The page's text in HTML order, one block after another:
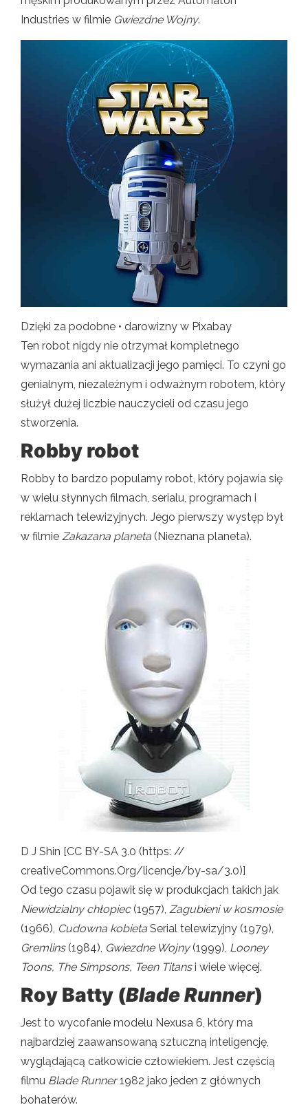
Industries w filmie Gwiezdne Wojny.
Dzięki za podobne • darowizny w Pixabay
Ten robot nigdy nie otrzymał kompletnego
wymazania ani aktualizacji jego pamięci. To czyni go
genialnym, niezależnym i odważnym robotem, który
służył dużej liczbie nauczycieli od czasu jego
stworzenia.
Robby robot
Robby to bardzo popularny robot, który pojawia się
w wielu słynnych filmach, serialu, programach i
reklamach telewizyjnych. Jego pierwszy występ był
w filmie Zakazana planeta (Nieznana planeta).
D J Shin [CC BY-SA 3.0 (https: //
creativeCommons.Org/licencje/by-sa/3.0)]
Od tego czasu pojawił się w produkcjach takich jak
Niewidzialny chłopiec(1957), Zagubieni w kosmosie
(1966), Cudowna kobieta Serial telewizyjny (1979),
Gremlins(1984), Gwiezdne Wojny(1999), Looney
Toons, The Simpsons, Teen Titansi wiele więcej.
Roy Batty (Blade Runner)
Jest to wycofanie modelu Nexusa 6, który ma
najbardziej zaawansowaną sztuczną inteligencję,
wyglądającą całkowicie człowiekiem. Jest częścią
filmu Blade Runner1982 jako jeden z głównych
bohaterów.